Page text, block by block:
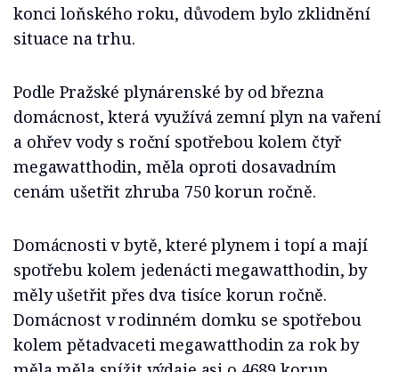
konci loňského roku, důvodem bylo zklidnění
situace na trhu.
Podle Pražské plynárenské by od března
domácnost, která využívá zemní plyn na vaření
a ohřev vody s roční spotřebou kolem čtyř
megawatthodin, měla oproti dosavadním
cenám ušetřit zhruba 750 korun ročně.
Domácnosti v bytě, které plynem i topí a mají
spotřebu kolem jedenácti megawatthodin, by
měly ušetřit přes dva tisíce korun ročně.
Domácnost v rodinném domku se spotřebou
kolem pětadvaceti megawatthodin za rok by